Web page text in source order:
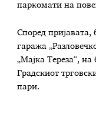
паркомати на
Според
гаража
„Мајка Тереза“,
Градскиот
пари.